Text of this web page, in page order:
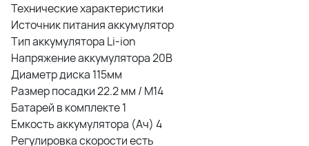
Технические характеристики
Источник питания аккумулятор
Тип аккумулятора Li-ion
Напряжение аккумулятора 20В
Диаметр диска 115мм
Размер посадки 22.2 мм / М14
Батарей в комплекте 1
Емкость аккумулятора (Ач) 4
Регулировка скорости есть